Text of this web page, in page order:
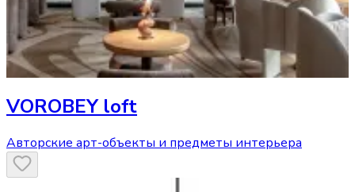
VOROBEY loft
Авторские арт-объекты и предметы интерьера